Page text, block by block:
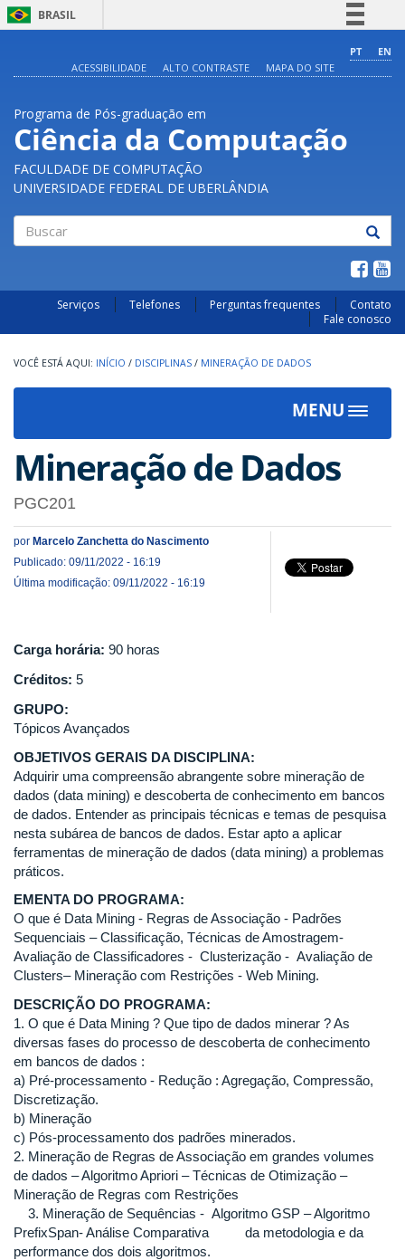
BRASIL
Comunica BR
Acesso à informação
Legislação
PT
EN
ACESSIBILIDADE
ALTO CONTRASTE MAPA DO SITE
Programa de Pós-graduação em
Ciência da Computação
FACULDADE DE COMPUTAÇÃO
UNIVERSIDADE FEDERAL DE UBERLÂNDIA
Serviços Telefones Perguntas frequentes
Contato
Fale conosco
INÍCIO / DISCIPLINAS / MINERAÇÃO DE DADOS
MENU
Toggle
Mineração de Dados
PGC201
por Marcelo Zanchetta do Nascimento
Publicado: 09/11/2022 - 16:19
Última modificação: 09/11/2022 - 16:19
Carga horária: 90 horas
Créditos: 5
GRUPO:
Tópicos Avançados
OBJETIVOS GERAIS DA DISCIPLINA:
Adquirir uma compreensão abrangente sobre mineração de
dados (data mining) e descoberta de conhecimento em bancos
de dados. Entender as principais técnicas e temas de pesquisa
nesta subárea de bancos de dados. Estar apto a aplicar
ferramentas de mineração de dados (data mining) a problemas
práticos.
EMENTA DO PROGRAMA:
O que é Data Mining - Regras de Associação - Padrões
Sequenciais – Classificação, Técnicas de Amostragem-
Avaliação de Classificadores - Clusterização - Avaliação de
Clusters– Mineração com Restrições - Web Mining.
DESCRIÇÃO DO PROGRAMA:
1. O que é Data Mining ? Que tipo de dados minerar ? As
diversas fases do processo de descoberta de conhecimento
em bancos de dados :
a) Pré-processamento - Redução : Agregação, Compressão,
Discretização.
b) Mineração
c) Pós-processamento dos padrões minerados.
2. Mineração de Regras de Associação em grandes volumes
de dados – Algoritmo Apriori – Técnicas de Otimização –
Mineração de Regras com Restrições
3. Mineração de Sequências - Algoritmo GSP – Algoritmo
PrefixSpan- Análise Comparativa da metodologia e da
performance dos dois algoritmos.